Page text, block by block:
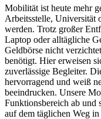
Mobilität ist heute mehr
Arbeitsstelle, Universität
werden. Trotz großer
Laptop oder alltägliche
Geldbörse nicht
benötigt. Hier erweisen
zuverlässige Begleiter.
hervorragend und weiß
beeindrucken. Unsere
Funktionsbereich ab und
auf dem täglichen Weg